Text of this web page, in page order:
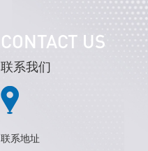
CONTACT US
联系我们
联系地址